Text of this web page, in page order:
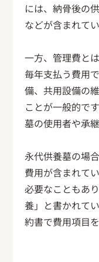
には、納骨後の
などが含まれて
一方、管理費と
毎年支払う費用
備、共用設備の
ことが一般的で
墓の使用者や承
永代供養墓の場
費用が含まれて
必要なこともあ
養」と書かれて
約書で費用項目